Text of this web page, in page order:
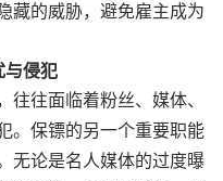
藏的威胁，避免雇主成为
与侵犯
往往面临着粉丝、媒体、
。保镖的另一个重要职能
无论是名人媒体的过度曝